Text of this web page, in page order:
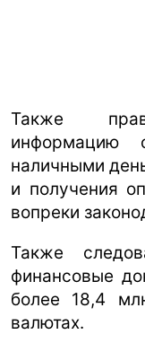
Также
информацию
наличными
и получения
вопреки
Также
финансовые
более 18,4
валютах.